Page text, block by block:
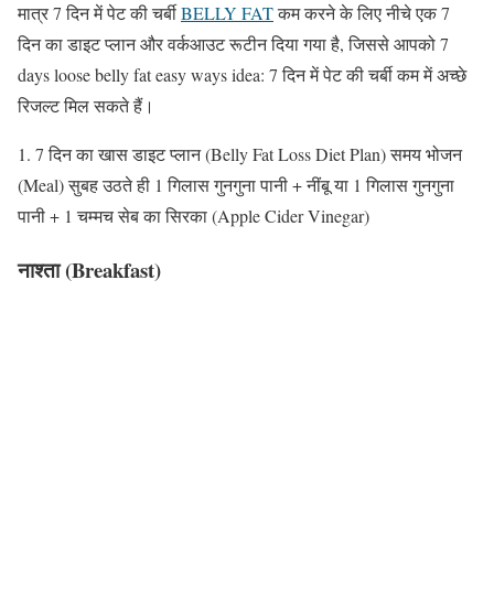
मात्र 7 दिन मेंपेट की चर्बीBELLY FATकम करने के लिएनीचे एक 7
दिन का डाइट प्लान और वर्कआउट रूटीन दिया गया है, जिससे आपको 7
days loose belly fat easy ways idea: 7 दिन में पेट की चर्बी कम में अच्छे
रिजल्ट मिल सकते हैं।
1. 7 दिन का खास डाइट प्लान (Belly Fat Loss Diet Plan) समय भोजन
(Meal) सुबह उठते ही 1 गिलास गुनगुना पानी + नींबू या 1 गिलास गुनगुना
पानी + 1 चम्मच सेब का सिरका (Apple Cider Vinegar)
नाश्ता (Breakfast)